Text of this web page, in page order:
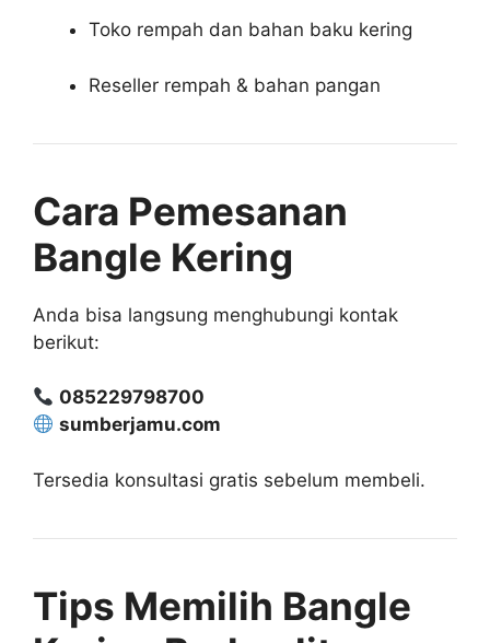
Toko rempah dan bahan baku kering
Reseller rempah & bahan pangan
Cara Pemesanan
Bangle Kering
Anda bisa langsung menghubungi kontak
berikut:
085229798700
sumberjamu.com
Tersedia konsultasi gratis sebelum membeli.
Tips Memilih Bangle